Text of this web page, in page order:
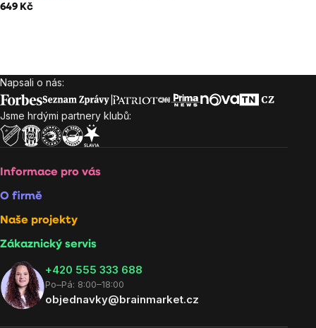
649 Kč
Zápatí
Napsali o nás:
Jsme hrdými partnery klubů:
Informace pro vás
O firmě
Naše projekty
Zákaznický servis
‭+420 555 333 688
Po–Pá: 8:00–18:00
objednavky@brainmarket.cz